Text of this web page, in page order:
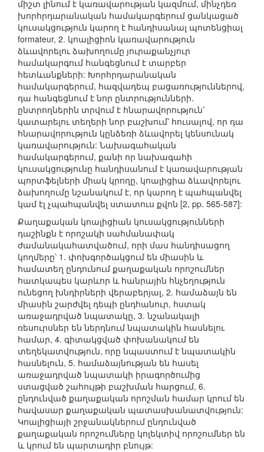
միշտ լինում է կառավարության կազմում, մինչդեռ
խորհրդարանական համակարգերում ցանկացած
կուսակցություն կարող է հանդիսանալ պոտենցիալ
formateur, 2. կոալիցիոն կառավարություն
ձևավորելու ձախողումը յուրաքանչյուր
համակարգում հանգեցնում է տարբեր
հետևանքների: Խորհրդարանական
համակարգերում, հազվադեպ բացառություններով,
դա հանգեցնում է նոր ընտրությունների.
ընտրողներին տրվում է հնարավորություն՝
կատարելու տեղերի նոր բաշխում՝ հուսալով, որ դա
հնարավորություն կընձեռի ձևավորել կենսունակ
կառավարություն: Նախագահական
համակարգերում, քանի որ նախագահի
կուսակցությունը հանդիսանում է կառավարության
պորտֆելների միակ կրողը, կոալիցիա ձևավորելու
ձախողումը նշանակում է, որ կարող է պահպանվել
կամ էլ չպահպանվել ստատուս քվոն [2, pp. 565-587]:
Քաղաքական կոալիցիան կուսակցությունների
դաշինքն է որոշակի սահմանափակ
ժամանակահատվածում, որի մաս հանդիսացող
կողմերը՝ 1. փոխգործակցում են միասին և
համատեղ ընդունում քաղաքական որոշումներ
հատկապես կարևոր և հանրային հնչեղություն
ունեցող խնդիրների վերաբերյալ, 2. համաձայն են
միասին շարժվել դեպի ընդհանուր, հստակ
առաջադրված նպատակը, 3. նշանակալի
ռեսուրսներ են ներդնում նպատակին հասնելու
համար, 4. գիտակցված փոխանակում են
տեղեկատվություն, որը նպաստում է նպատակին
հասնելուն, 5. համաձայնության են հասել
առաջադրված նպատակի իրագործումից
ստացված շահույթի բաշխման հարցում, 6.
ընդունված քաղաքական որոշման համար կրում են
հավասար քաղաքական պատասխանատվություն:
Կոալիցիայի շրջանակներում ընդունված
քաղաքական որոշումները կոլեկտիվ որոշումներ են
և կրում են պարտադիր բնույթ: